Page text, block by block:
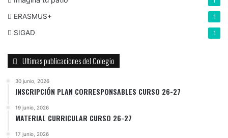
ERASMUS+ 1
SIGAD 1
Ultimas publicaciones del Colegio
30 junio, 2026
INSCRIPCIÓN PLAN CORRESPONSABLES CURSO 26-27
19 junio, 2026
MATERIAL CURRICULAR CURSO 26-27
17 junio, 2026